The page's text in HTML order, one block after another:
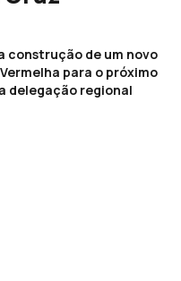
construção de um novo
para o próximo
delegação regional